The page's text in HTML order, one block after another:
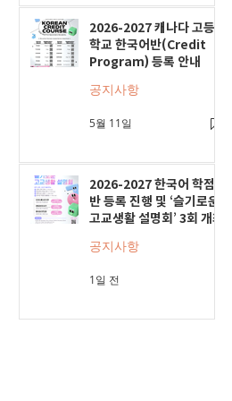
2026-2027 캐나다 고등
학교 한국어반(Credit
Program) 등록 안내
공지사항
5월 11일
2026-2027 한국어 학점
반 등록 진행 및 ‘슬기로운
고교생활 설명회’ 3회 개최
공지사항
1일 전